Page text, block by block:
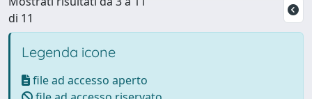
di 11
Legenda icone
file ad accesso aperto